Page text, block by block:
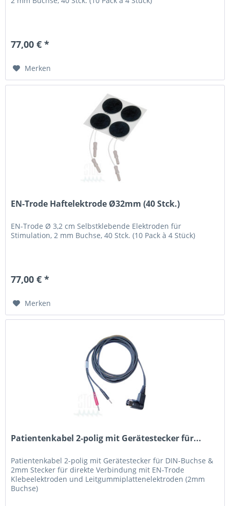
77,00 € *
Merken
EN-Trode Haftelektrode Ø32mm (40 Stck.)
EN-Trode Ø 3,2 cm Selbstklebende Elektroden für
Stimulation, 2 mm Buchse, 40 Stck. (10 Pack à 4 Stück)
77,00 € *
Merken
Patientenkabel 2-polig mit Gerätestecker für...
Patientenkabel 2-polig mit Gerätestecker für DIN-Buchse &
2mm Stecker für direkte Verbindung mit EN-Trode
Klebeelektroden und Leitgummiplattenelektroden (2mm
Buchse)